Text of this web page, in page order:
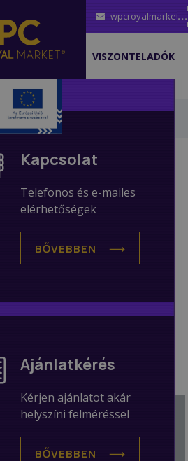
VISZONTELADÓK
Kapcsolat
Telefonos és e-mailes
elérhetőségek
BŐVEBBEN
Ajánlatkérés
Kérjen ajánlatot akár
helyszíni felméréssel
BŐVEBBEN